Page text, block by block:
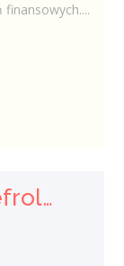
Lekarz Specjalista (Nefrolog / Internista) (K/M/N)